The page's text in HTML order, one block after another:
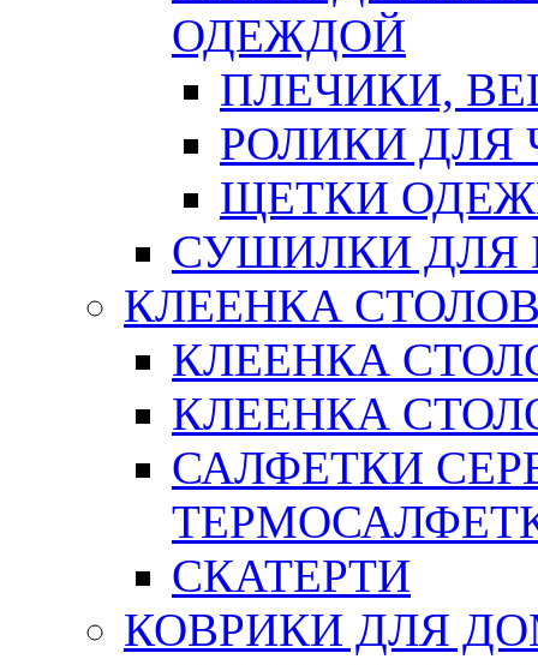
ОДЕЖДОЙ
ПЛЕЧИКИ,
РОЛИКИ ДЛЯ
ЩЕТКИ
СУШИЛКИ ДЛЯ
КЛЕЕНКА
КЛЕЕНКА
КЛЕЕНКА
САЛФЕТКИ
СКАТЕРТИ
КОВРИКИ ДЛЯ